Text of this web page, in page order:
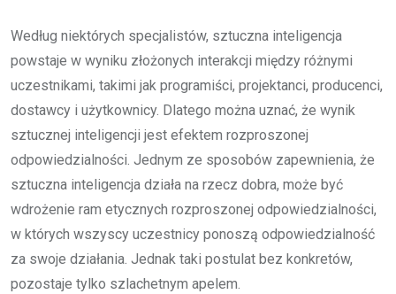
Według niektórych specjalistów, sztuczna inteligencja
powstaje w wyniku złożonych interakcji między różnymi
uczestnikami, takimi jak programiści, projektanci, producenci,
dostawcy i użytkownicy. Dlatego można uznać, że wynik
sztucznej inteligencji jest efektem rozproszonej
odpowiedzialności. Jednym ze sposobów zapewnienia, że
sztuczna inteligencja działa na rzecz dobra, może być
wdrożenie ram etycznych rozproszonej odpowiedzialności,
w których wszyscy uczestnicy ponoszą odpowiedzialność
za swoje działania. Jednak taki postulat bez konkretów,
pozostaje tylko szlachetnym apelem.